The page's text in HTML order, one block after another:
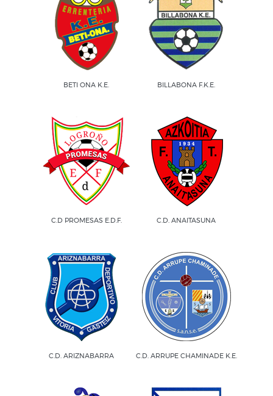
BETI ONA K.E. BILLABONA F.K.E.
C.D PROMESAS E.D.F. C.D. ANAITASUNA
C.D. ARIZNABARRA C.D. ARRUPE CHAMINADE K.E.